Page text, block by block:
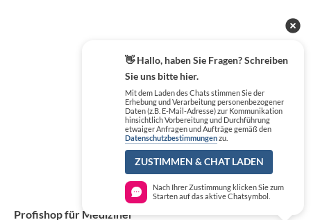
Profishop für Mediziner
👋 Hallo, haben Sie Fragen? Schreiben
Sie uns bitte hier.
Mit dem Laden des Chats stimmen Sie der
Erhebung und Verarbeitung personenbezogener
Daten (z.B. E-Mail-Adresse) zur Kommunikation
hinsichtlich Vorbereitung und Durchführung
etwaiger Anfragen und Aufträge gemäß den
Datenschutzbestimmungenzu.
ZUSTIMMEN & CHAT LADEN
Nach Ihrer Zustimmung klicken Sie zum
Starten auf das aktive Chatsymbol.